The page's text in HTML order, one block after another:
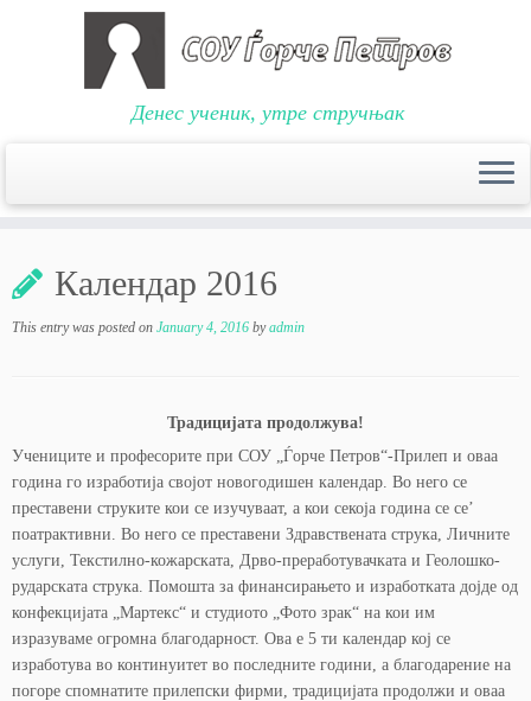
content
Денес ученик, утре стручњак
Календар 2016
This entry was posted on January 4, 2016 byadmin
Традицијата продолжува!
Учениците и професорите при СОУ „Ѓорче Петров“-Прилеп и оваа
година го изработија својот новогодишен календар. Во него се
преставени струките кои се изучуваат, a кои секоја година се се’
поатрактивни. Во него се преставени Здравствената струка, Личните
услуги, Текстилно-кожарската, Дрво-преработувачката и Геолошко-
рударската струка. Помошта за финансирањето и изработката дојде од
конфекцијата „Мартекс“ и студиото „Фото зрак“ на кои им
изразуваме огромна благодарност. Ова е 5 ти календар кој се
изработува во континуитет во последните години, а благодарение на
погоре спомнатите прилепски фирми, традицијата продолжи и оваа